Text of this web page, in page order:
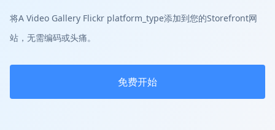
将A Video Gallery Flickr platform_type添加到您的Storefront网
站，无需编码或头痛。
免费开始